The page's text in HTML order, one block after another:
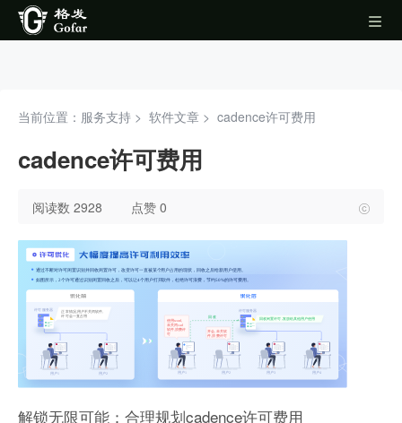
当前位置：服务支持 > 软件文章 > cadence许可费用
cadence许可费用
阅读数 2928 点赞 0
解锁无限可能：合理规划cadence许可费用